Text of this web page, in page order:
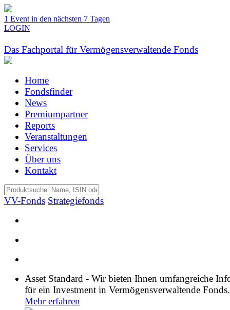
1 Event in den nächsten 7 Tagen
LOGIN
Das Fachportal für Vermögensverwaltende Fonds
Home
Fondsfinder
News
Premiumpartner
Reports
Veranstaltungen
Services
Über uns
Kontakt
VV-Fonds Strategiefonds
Asset Standard - Wir bieten Ihnen umfangreiche
für ein Investment in Vermögensverwaltende Fonds.
Mehr erfahren